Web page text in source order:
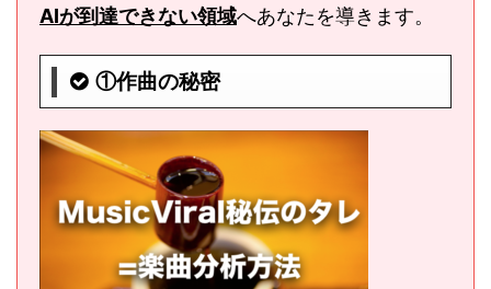
AIが到達できない領域へあなたを導きます。
①作曲の秘密